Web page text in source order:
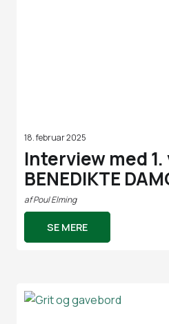
18. februar 2025
Interview med
BENEDIKTE
afPoul Elming
SE MERE